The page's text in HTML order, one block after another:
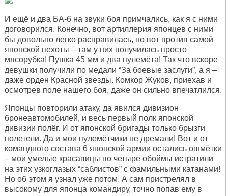
И ещё и два БА-6 на звуки боя примчались, как я с ними
договорился. Конечно, вот артиллерия японцев с ними
бы довольно легко расправилась, но вот против самой
японской пехоты – там у них получилась просто
мясорубка! Пушка 45 мм и два пулемёта! Так что вскоре
девушки получили по медали “За боевые заслуги”, а я –
даже орден Красной звезды. Комкор Жуков, приехав и
осмотрев поле нашего боя, даже он сильно впечатлился.
Японцы повторили атаку, да явился дивизион
бронеавтомобилей, и весь первый полк японской
дивизии полёг. И от японской бригады только брызги
полетели. Да и мои пулемётчики не дремали! Вот и от
командного состава 6 японской армии остались ошмётки
– мои умелые красавицы по четыре обоймы истратили
на этих узкоглазых “саблистов” с фамильными катанами!
Но об этом я узнал уже потом. А сам пристрелял в
высокому для японца командиру, точно попав ему в